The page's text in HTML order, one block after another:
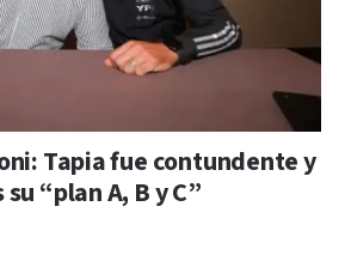
Tapia fue contundente y
“plan A, B y C”